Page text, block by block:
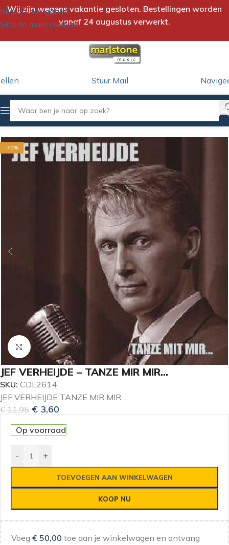
Skip to navigation
Skip to main content
Wij zijn wegens vakantie gesloten. Bestellingen worden
vanaf 24 augustus verwerkt.
Stuur Mail
Home/CD
-70%
Klik om te vergroten
JEF VERHEIJDE – TANZE MIR MIR…
SKU: CDL2614
JEF VERHEIJDE TANZE MIR MIR…
€11,95 € 3,60
Op voorraad
- +
TOEVOEGEN AAN WINKELWAGEN
KOOP NU
Voeg € 50,00 toe aan je winkelwagen en ontvang